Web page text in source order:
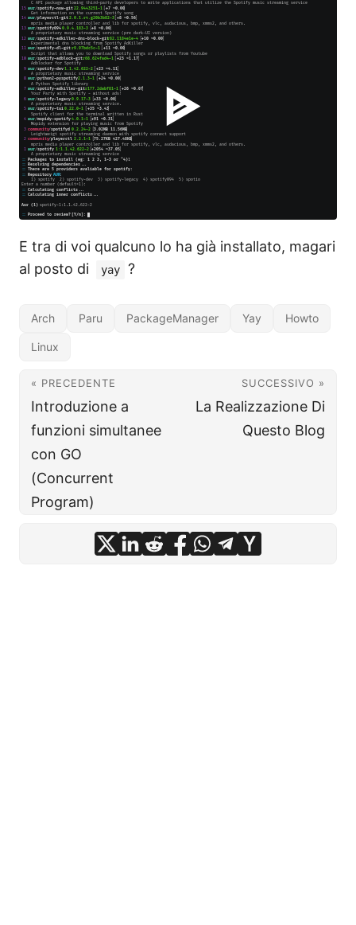
E tra di voi qualcuno lo ha già installato, magari
al posto di
yay ?
Arch Paru PackageManager Yay Howto
Linux
« PRECEDENTE
Introduzione a
funzioni simultanee
con GO
(Concurrent
Program)
SUCCESSIVO »
La Realizzazione Di
Questo Blog